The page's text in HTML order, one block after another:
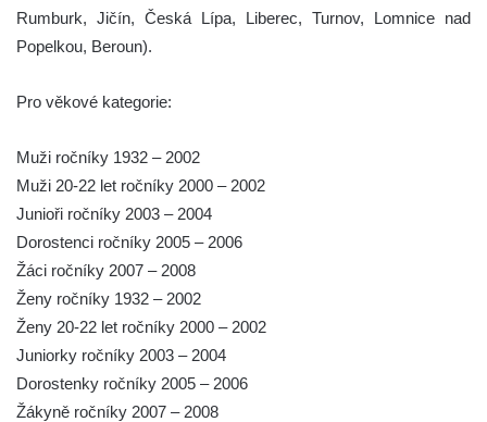
Rumburk, Jičín, Česká Lípa, Liberec, Turnov, Lomnice nad
Popelkou, Beroun).
Pro věkové kategorie:
Muži ročníky 1932 – 2002
Muži 20-22 let ročníky 2000 – 2002
Junioři ročníky 2003 – 2004
Dorostenci ročníky 2005 – 2006
Žáci ročníky 2007 – 2008
Ženy ročníky 1932 – 2002
Ženy 20-22 let ročníky 2000 – 2002
Juniorky ročníky 2003 – 2004
Dorostenky ročníky 2005 – 2006
Žákyně ročníky 2007 – 2008